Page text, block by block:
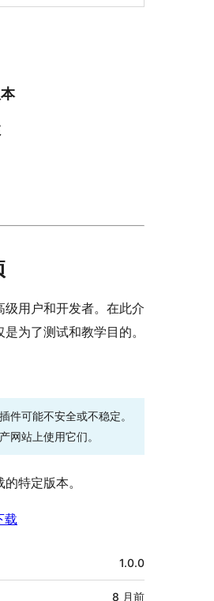
级用户和开发者。在此介
为了测试和教学目的。
件可能不安全或不稳定。
网站上使用它们。
特定版本。
载
1.0.0
8 月前